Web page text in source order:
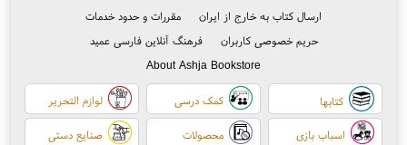
ارسال کتاب به خارج از ایران
مقررات و حدود خدمات
حریم خصوصی کاربران
فرهنگ آنلاین فارسی عمید
About Ashja Bookstore
کتابها کمک درسی لوازم التحریر
اسباب بازی محصولات صنایع دستی